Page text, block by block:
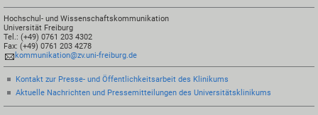
Hochschul- und Wissenschaftskommunikation
Universität Freiburg
Tel.: (+49) 0761 203 4302
Fax: (+49) 0761 203 4278
kommunikation@zv.uni-freiburg.de
Kontakt zur Presse- und Öffentlichkeitsarbeit des Klinikums
Aktuelle Nachrichten und Pressemitteilungen des Universitätsklinikums